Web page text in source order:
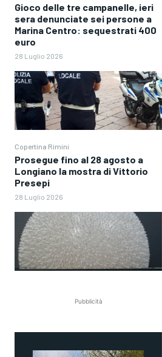
Gioco delle tre campanelle, ieri
sera denunciate sei persone a
Marina Centro: sequestrati 400
euro
28 Luglio 2026
Copertina Rimini
Prosegue fino al 28 agosto a
Longiano la mostra di Vittorio
Presepi
28 Luglio 2026
Pubblicità